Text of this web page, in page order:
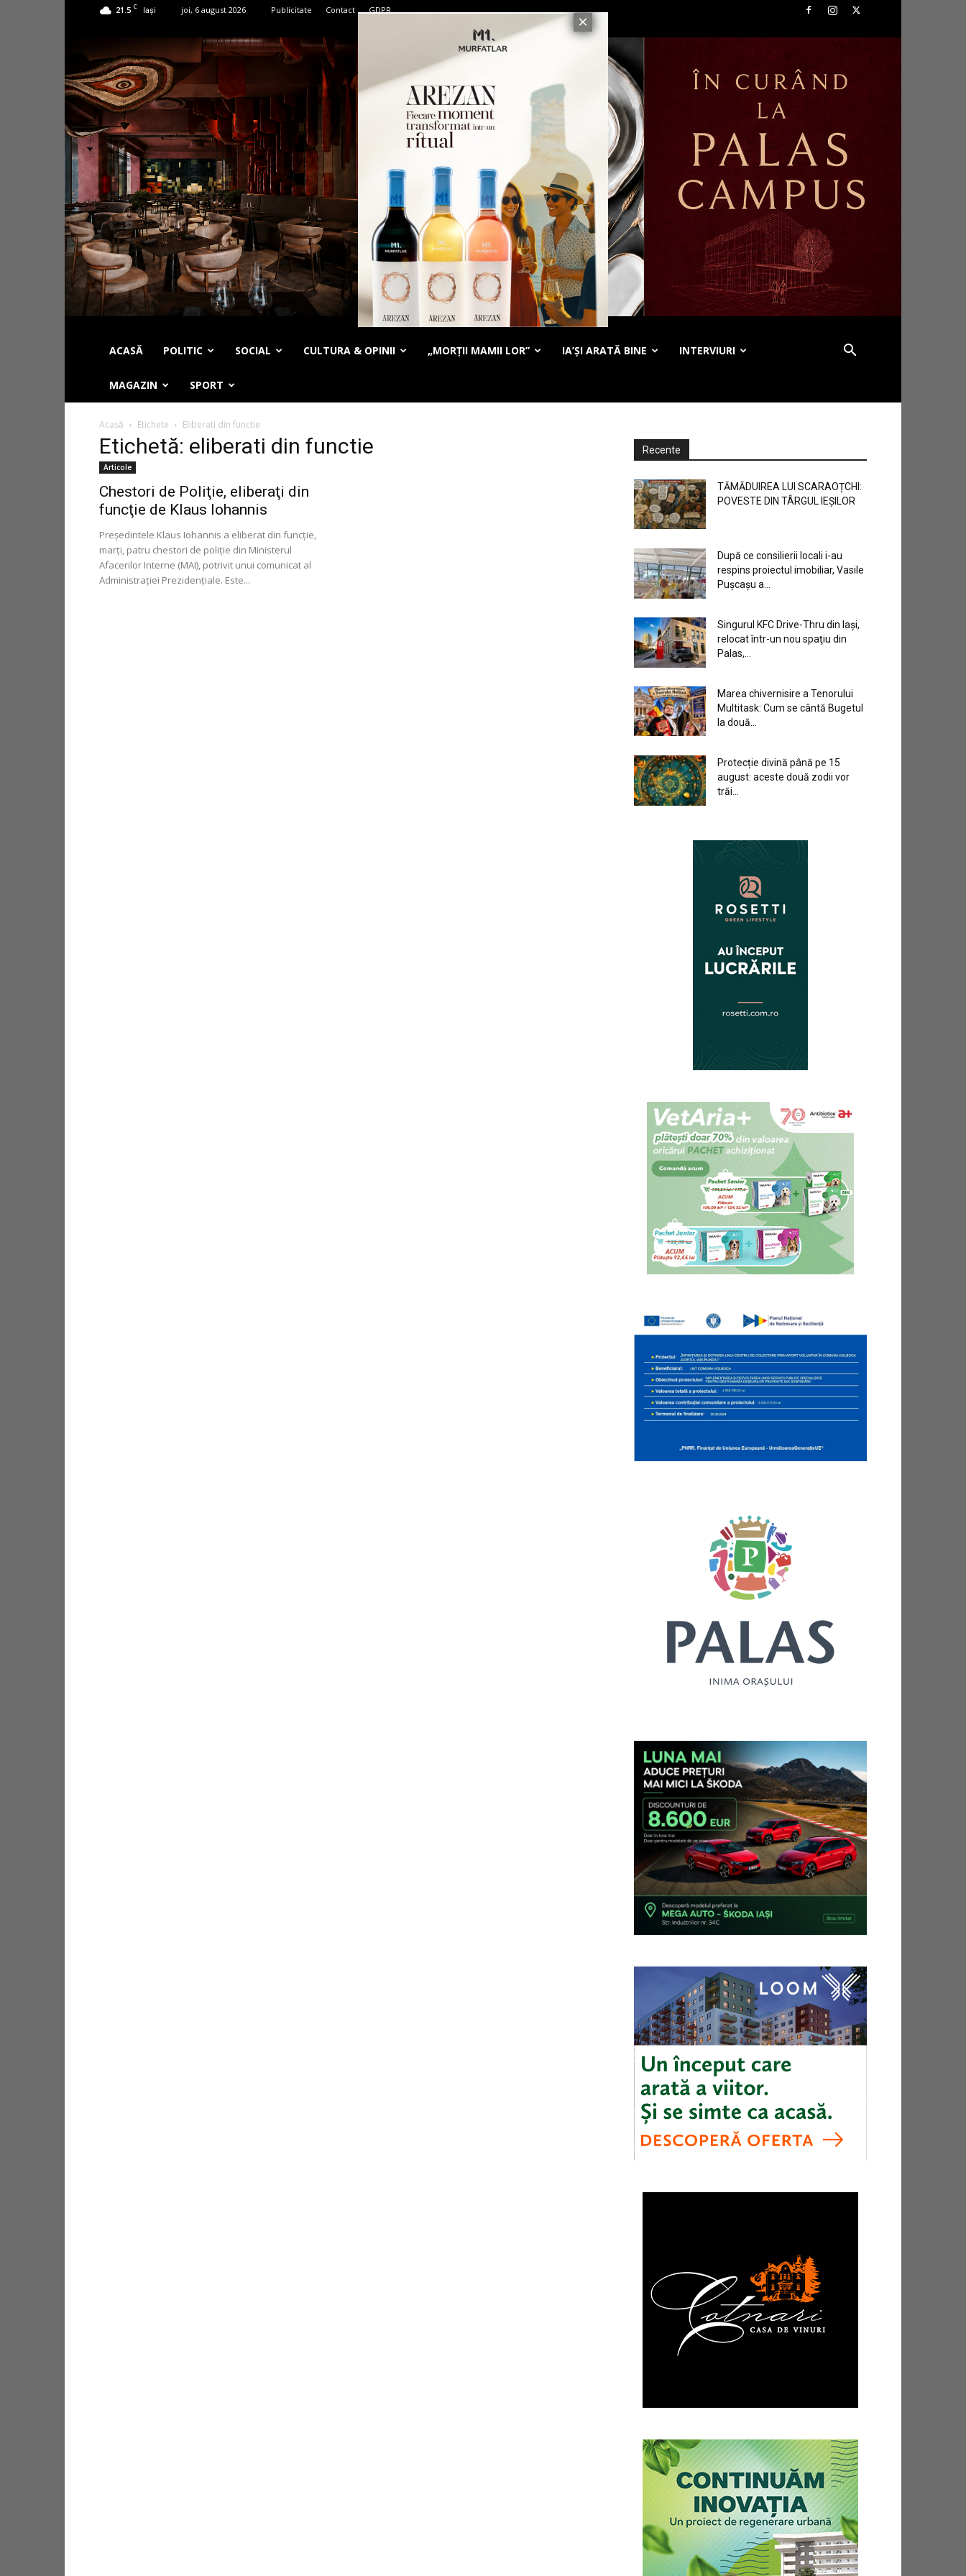
21.5 C Iași joi, 6 august 2026 Publicitate Contact GDPR
ACASĂ POLITIC SOCIAL CULTURA & OPINII „MORȚII MAMII LOR” IA’ȘI ARATĂ BINE INTERVIURI
MAGAZIN SPORT
Acasă Etichete Eliberati din functie
Etichetă: eliberati din functie
Articole
Chestori de Poliţie, eliberaţi din
funcţie de Klaus Iohannis
Preşedintele Klaus Iohannis a eliberat din funcţie,
marţi, patru chestori de poliţie din Ministerul
Afacerilor Interne (MAI), potrivit unui comunicat al
Administraţiei Prezidenţiale. Este...
Recente
TĂMĂDUIREA LUI SCARAOȚCHI:
POVESTE DIN TÂRGUL IEȘILOR
După ce consilierii locali i-au
respins proiectul imobiliar, Vasile
Pușcașu a...
Singurul KFC Drive-Thru din Iași,
relocat într-un nou spaţiu din
Palas,...
Marea chivernisire a Tenorului
Multitask: Cum se cântă Bugetul
la două...
Protecție divină până pe 15
august: aceste două zodii vor
trăi...